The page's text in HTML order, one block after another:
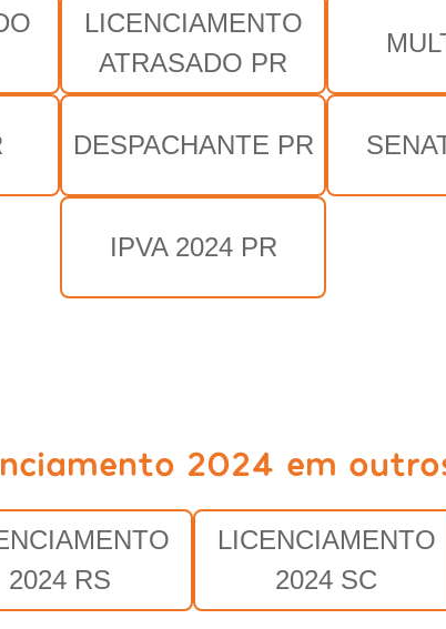
LICENCIAMENTO
ATRASADO PR
DESPACHANTE PR
IPVA 2024 PR
2024 em
2024 RS
LICENCIAMENTO
2024 SC